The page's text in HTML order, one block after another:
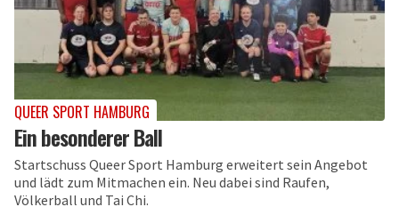
QUEER SPORT HAMBURG
Ein besonderer Ball
Startschuss Queer Sport Hamburg erweitert sein Angebot
und lädt zum Mitmachen ein. Neu dabei sind Raufen,
Völkerball und Tai Chi.